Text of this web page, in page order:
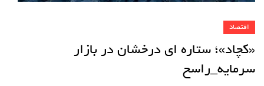
اقتصاد
«کچاد»؛ ستاره ای درخشان در بازار
سرمایه_راسخ